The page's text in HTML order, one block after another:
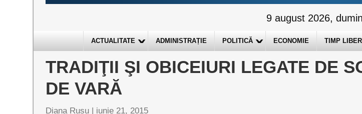
9 august 2026,
ACTUALITATE ADMINISTRAȚIE POLITICĂ ECONOMIE TIMP LIBER
TRADIŢII ŞI OBICEIURI LEGATE DE
DE VARĂ
Diana Rusu | iunie 21, 2015